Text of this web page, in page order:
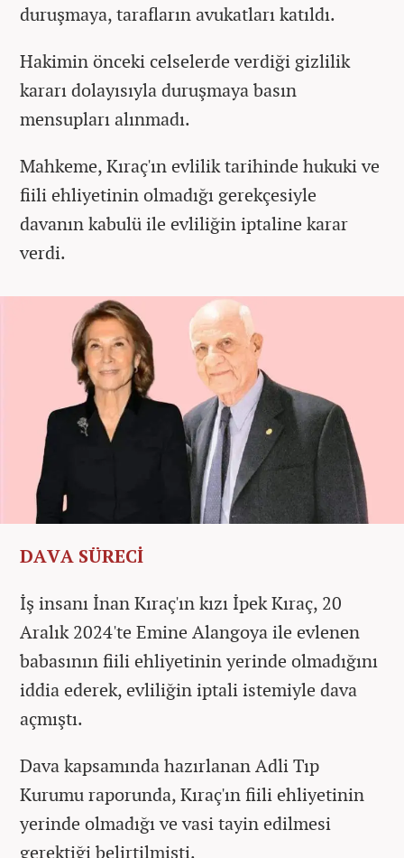
duruşmaya, tarafların avukatları katıldı.
Hakimin önceki celselerde verdiği gizlilik
kararı dolayısıyla duruşmaya basın
mensupları alınmadı.
Mahkeme, Kıraç'ın evlilik tarihinde hukuki ve
fiili ehliyetinin olmadığı gerekçesiyle
davanın kabulü ile evliliğin iptaline karar
verdi.
DAVA SÜRECİ
İş insanı İnan Kıraç'ın kızı İpek Kıraç, 20
Aralık 2024'te Emine Alangoya ile evlenen
babasının fiili ehliyetinin yerinde olmadığını
iddia ederek, evliliğin iptali istemiyle dava
açmıştı.
Dava kapsamında hazırlanan Adli Tıp
Kurumu raporunda, Kıraç'ın fiili ehliyetinin
yerinde olmadığı ve vasi tayin edilmesi
gerektiği belirtilmişti.